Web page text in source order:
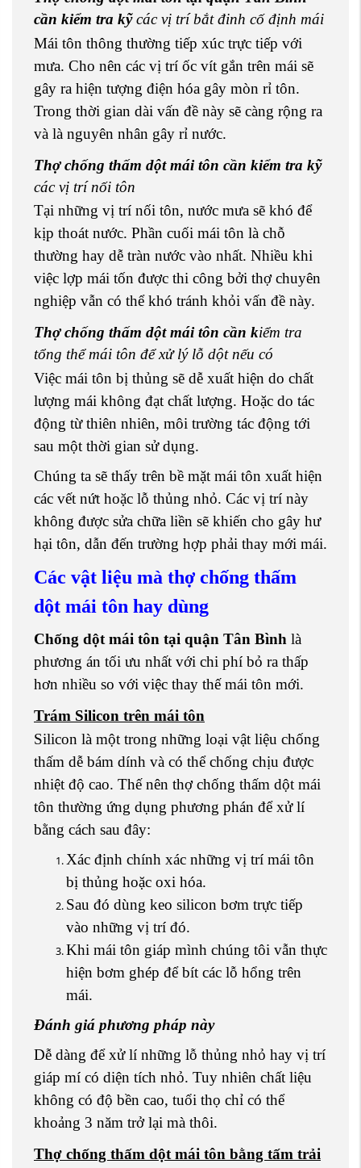
cần kiểm tra kỹcác vị trí bắt đinh cố định mái
Mái tôn thông thường tiếp xúc trực tiếp với
mưa. Cho nên các vị trí ốc vít gắn trên mái sẽ
gây ra hiện tượng điện hóa gây mòn rỉ tôn.
Trong thời gian dài vấn đề này sẽ càng rộng ra
và là nguyên nhân gây rỉ nước.
Thợ chống thấm dột mái tôn cần kiểm tra kỹ
các vị trí nối tôn
Tại những vị trí nối tôn, nước mưa sẽ khó để
kịp thoát nước. Phần cuối mái tôn là chỗ
thường hay dễ tràn nước vào nhất. Nhiều khi
việc lợp mái tốn được thi công bởi thợ chuyên
nghiệp vẫn có thể khó tránh khỏi vấn đề này.
Thợ chống thấm dột mái tôn cần kiểm tra
tổng thể mái tôn để xử lý lỗ dột nếu có
Việc mái tôn bị thủng sẽ dễ xuất hiện do chất
lượng mái không đạt chất lượng. Hoặc do tác
động từ thiên nhiên, môi trường tác động tới
sau một thời gian sử dụng.
Chúng ta sẽ thấy trên bề mặt mái tôn xuất hiện
các vết nứt hoặc lỗ thủng nhỏ. Các vị trí này
không được sửa chữa liền sẽ khiến cho gây hư
hại tôn, dẫn đến trường hợp phải thay mới mái.
Các vật liệu mà thợ chống thấm
dột mái tôn hay dùng
Chống dột mái tôn tại quận Tân Bình là
phương án tối ưu nhất với chi phí bỏ ra thấp
hơn nhiều so với việc thay thế mái tôn mới.
Trám Silicon trên mái tôn
Silicon là một trong những loại vật liệu chống
thấm dễ bám dính và có thể chống chịu được
nhiệt độ cao. Thế nên thợ chống thấm dột mái
tôn thường ứng dụng phương phán để xử lí
bằng cách sau đây:
Xác định chính xác những vị trí mái tôn
bị thủng hoặc oxi hóa.
Sau đó dùng keo silicon bơm trực tiếp
vào những vị trí đó.
Khi mái tôn giáp mình chúng tôi vẫn thực
hiện bơm ghép để bít các lỗ hổng trên
mái.
Đánh giá phương pháp này
Dễ dàng để xử lí những lỗ thủng nhỏ hay vị trí
giáp mí có diện tích nhỏ. Tuy nhiên chất liệu
không có độ bền cao, tuổi thọ chỉ có thể
khoảng 3 năm trở lại mà thôi.
Thợ chống thấm dột mái tôn bằng tấm trải